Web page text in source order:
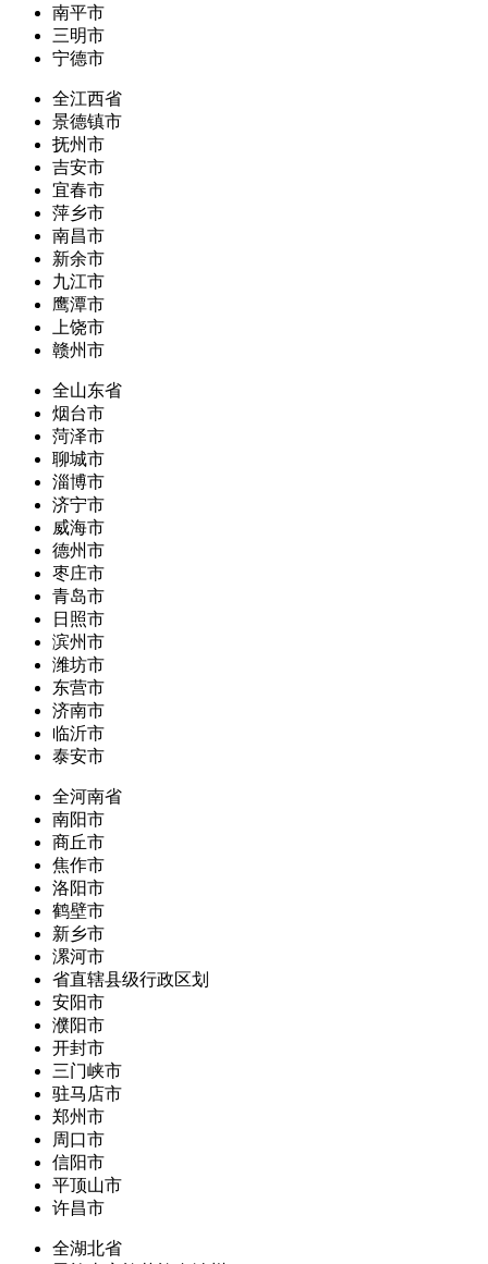
南平市
三明市
宁德市
全江西省
景德镇市
抚州市
吉安市
宜春市
萍乡市
南昌市
新余市
九江市
鹰潭市
上饶市
赣州市
全山东省
烟台市
菏泽市
聊城市
淄博市
济宁市
威海市
德州市
枣庄市
青岛市
日照市
滨州市
潍坊市
东营市
济南市
临沂市
泰安市
全河南省
南阳市
商丘市
焦作市
洛阳市
鹤壁市
新乡市
漯河市
省直辖县级行政区划
安阳市
濮阳市
开封市
三门峡市
驻马店市
郑州市
周口市
信阳市
平顶山市
许昌市
全湖北省